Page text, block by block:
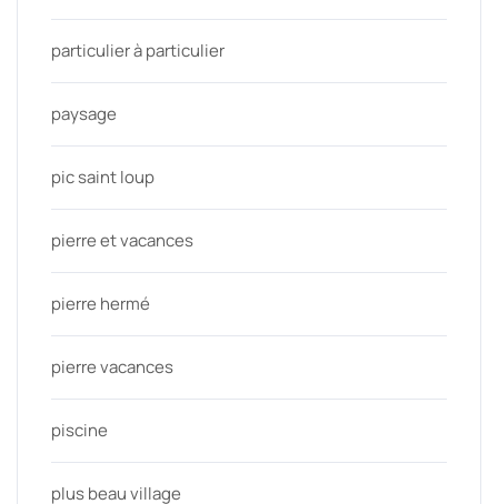
particulier à particulier
paysage
pic saint loup
pierre et vacances
pierre hermé
pierre vacances
piscine
plus beau village